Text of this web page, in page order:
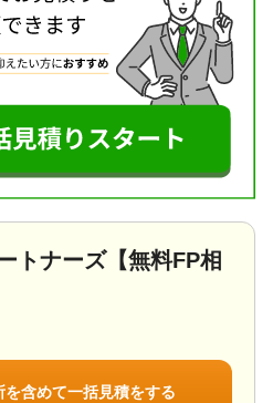
どで多く納めすぎても気が
なってしまいます。
も、税務署に対し納めすぎ
大変です。
を税務当局から指摘される
な加算税や利息相当額を追
せん。
さい。
トナーズ【無料FP相
を含めて一括見積をする